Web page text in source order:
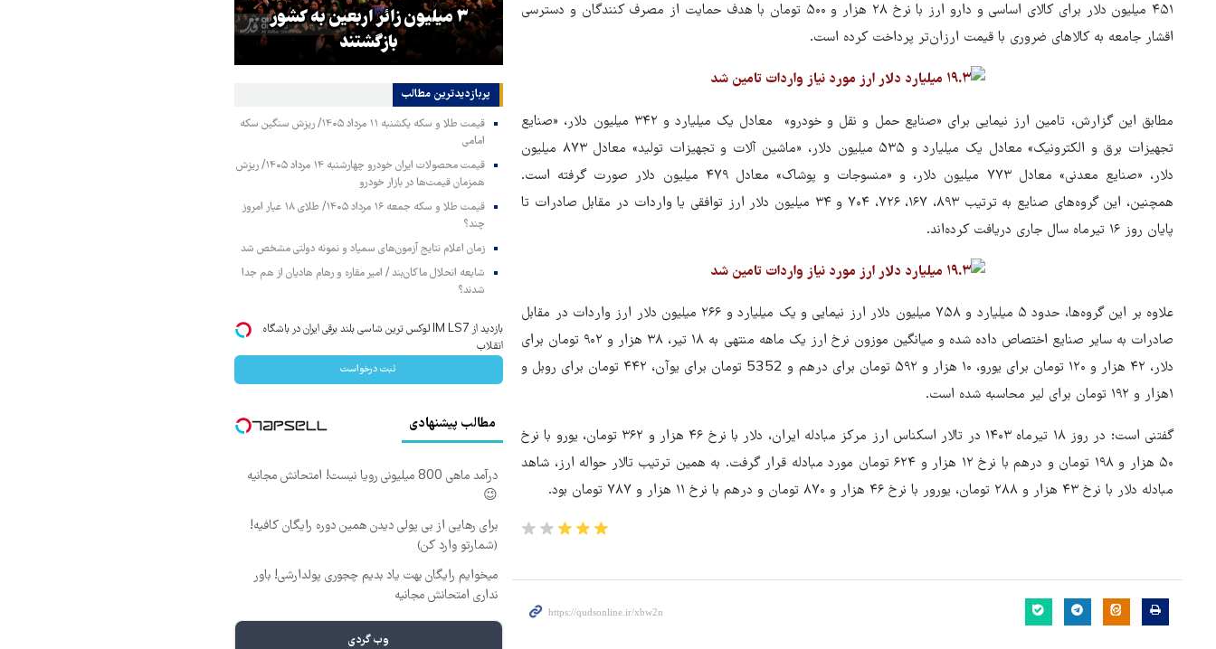
۴۵۱ میلیون دلار برای کالای اساسی و دارو ارز با نرخ ۲۸ هزار و ۵۰۰ تومان با هدف حمایت از مصرف کنندگان و دسترسی
اقشار جامعه به کالاهای ضروری با قیمت ارزان‌تر پرداخت کرده است.
مطابق این گزارش، تامین ارز نیمایی برای «صنایع حمل و نقل و خودرو» معادل یک میلیارد و ۳۴۲ میلیون دلار، «صنایع
تجهیزات برق و الکترونیک» معادل یک میلیارد و ۵۳۵ میلیون دلار، «ماشین آلات و تجهیزات تولید» معادل ۸۷۳ میلیون
دلار، «صنایع معدنی» معادل ۷۷۳ میلیون دلار، و «منسوجات و پوشاک» معادل ۴۷۹ میلیون دلار صورت گرفته است.
همچنین، این گروه‌های صنایع به ترتیب ۸۹۳، ۱۶۷، ۷۲۶، ۷۰۴ و ۳۴ میلیون دلار ارز توافقی یا واردات در مقابل صادرات تا
پایان روز ۱۶ تیرماه سال جاری دریافت کرده‌اند.
علاوه بر این گروه‌ها، حدود ۵ میلیارد و ۷۵۸ میلیون دلار ارز نیمایی و یک میلیارد و ۲۶۶ میلیون دلار ارز واردات در مقابل
صادرات به سایر صنایع اختصاص داده شده و میانگین موزون نرخ ارز یک ماهه منتهی به ۱۸ تیر، ۳۸ هزار و ۹۰۲ تومان برای
دلار، ۴۲ هزار و ۱۲۰ تومان برای یورو، ۱۰ هزار و ۵۹۲ تومان برای درهم و 5352 تومان برای یوآن، ۴۴۲ تومان برای روبل و
۱هزار و ۱۹۲ تومان برای لیر محاسبه شده است.
گفتنی است؛ در روز ۱۸ تیرماه ۱۴۰۳ در تالار اسکناس ارز مرکز مبادله ایران، دلار با نرخ ۴۶ هزار و ۳۶۲ تومان، یورو با نرخ
۵۰ هزار و ۱۹۸ تومان و درهم با نرخ ۱۲ هزار و ۶۲۴ تومان مورد مبادله قرار گرفت. به همین ترتیب تالار حواله ارز، شاهد
مبادله دلار با نرخ ۴۳ هزار و ۲۸۸ تومان، یورور با نرخ ۴۶ هزار و ۸۷۰ تومان و درهم با نرخ ۱۱ هزار و ۷۸۷ تومان بود.
مقاومت، آمریکا را
درمانده کرد
ترامپ نماد فساد، اقتدارگرایی و
جنگ‌طلبی است!
۳ میلیون زائر اربعین به کشور
هماهنگی محور مقاومت، آمریکا را
در منطقه درمانده کرد
پربازدیدترین‌ مطالب
قیمت طلا و سکه یکشنبه ۱۱ مرداد ۱۴۰۵/ ریزش سنگین سکه
امامی
قیمت محصولات ایران خودرو چهارشنبه ۱۴ مرداد ۱۴۰۵/ ریزش
همزمان قیمت‌ها در بازار خودرو
قیمت طلا و سکه جمعه ۱۶ مرداد ۱۴۰۵/ طلای ۱۸ عیار امروز
چند؟
زمان اعلام نتایج آزمون‌های سمپاد و نمونه دولتی مشخص شد
شایعه انحلال ماکان‌بند / امیر مقاره و رهام هادیان از هم جدا
شدند؟
بازدید از IM LS7 لوکس ترین شاسی بلند برقی ایران در باشگاه
انقلاب
ثبت درخواست
مطالب پیشنهادی
درآمد ماهی 800 میلیونی رویا نیست! امتحانش مجانیه
😉
برای رهایی از بی پولی دیدن همین دوره رایگان کافیه!
(شمارتو وارد کن)
میخوایم رایگان بهت یاد بدیم چجوری پولدارشی! باور
نداری امتحانش مجانیه
وب گردی